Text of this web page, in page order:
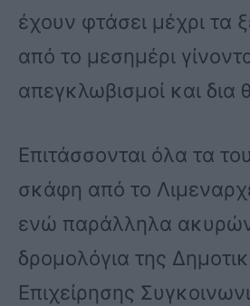
έχουν φτάσει μέχρι τα
από το μεσημέρι
απεγκλωβισμοί και δια
Επιτάσσονται όλα τα
σκάφη από το
ενώ παράλληλα
δρομολόγια της
Επιχείρησης